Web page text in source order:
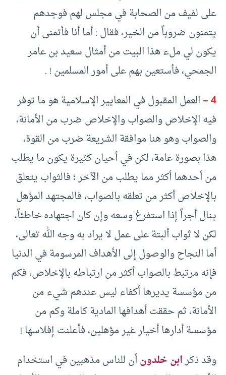
على لفيف من الصحابة في مجلس لهم فوجدهم
يتمنون ضروباً من الخير، فقال : أما أنا فأتمنى أن
يكون لي ملء هذا البيت من أمثال سعيد بن عامر
الجمحي، فأستعين بهم على أمور المسلمين ! .
4 –
العمل المقبول في المعايير الإسلامية هو ما توفر
فيه الإخلاص والصواب والإخلاص ضرب من الأمانة،
والصواب وهو هنا موافقة الشريعة ضرب من القوة،
هذا بصورة عامة، لكن في أحيان كثيرة يكون ما يطلب
من أحدهما أكثر مما يطلب من الآخر ؛ فالثواب يتعلق
بالإخلاص أكثر من تعلقه بالصواب، فالمجتهد المؤهل
ينال أجراً إذا استفرغ وسعه وإن كان اجتهاده خاطئاً،
لكن لا ثواب ألبتة على عمل لا يراد به وجه الله تعالى،
أما النجاح والوصول إلى الأهداف المرسومة في الدنيا
فإنه مرتبط بالصواب أكثر من ارتباطه بالإخلاص، فكم
من مؤسسة يديرها أكفاء ليس عندهم شيء من
الأمانة، ثم حققت أهدافها المادية كاملة وكم من
مؤسسة أدارها أخيار غير مؤهلين، فأعلنت إفلاسها !
وقد ذكرابن خلدونأن للناس مذهبين في استخدام